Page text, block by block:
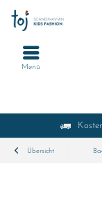
Menü
Übersicht